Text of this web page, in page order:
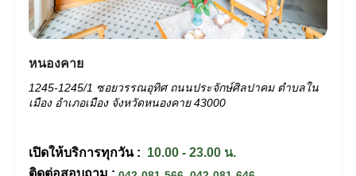
หนองคาย
1245-1245/1 ซอยวรรณอุทิศ ถนนประจักษ์ศิลปาคม ตำบลใน
เมือง อำเภอเมือง จังหวัดหนองคาย 43000
เปิดให้บริการทุกวัน : 10.00 - 23.00 น.